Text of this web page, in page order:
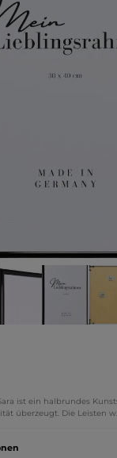
ist ein halbrundes
überzeugt. Die Leisten